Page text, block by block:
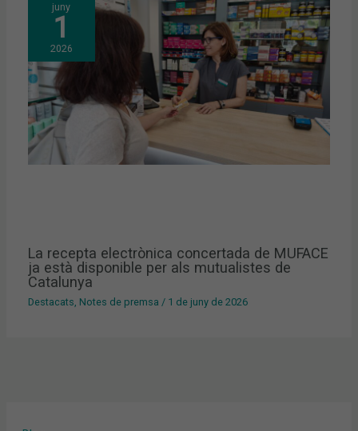
juny
1
2026
La recepta electrònica concertada de MUFACE
ja està disponible per als mutualistes de
Catalunya
Destacats, Notes de premsa / 1 de juny de 2026